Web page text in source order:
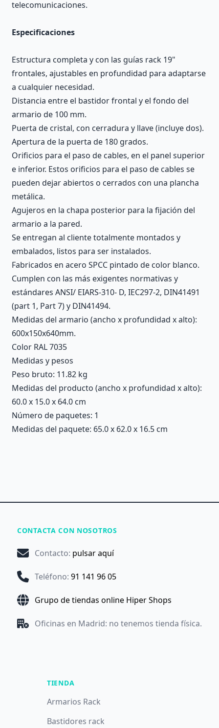
telecomunicaciones.
Especificaciones
Estructura completa y con las guías rack 19"
frontales, ajustables en profundidad para adaptarse
a cualquier necesidad.
Distancia entre el bastidor frontal y el fondo del
armario de 100 mm.
Puerta de cristal, con cerradura y llave (incluye dos).
Apertura de la puerta de 180 grados.
Orificios para el paso de cables, en el panel superior
e inferior. Estos orificios para el paso de cables se
pueden dejar abiertos o cerrados con una plancha
metálica.
Agujeros en la chapa posterior para la fijación del
armario a la pared.
Se entregan al cliente totalmente montados y
embalados, listos para ser instalados.
Fabricados en acero SPCC pintado de color blanco.
Cumplen con las más exigentes normativas y
estándares ANSI/ EIARS-310- D, IEC297-2, DIN41491
(part 1, Part 7) y DIN41494.
Medidas del armario (ancho x profundidad x alto):
600x150x640mm.
Color RAL 7035
Medidas y pesos
Peso bruto: 11.82 kg
Medidas del producto (ancho x profundidad x alto):
60.0 x 15.0 x 64.0 cm
Número de paquetes: 1
Medidas del paquete: 65.0 x 62.0 x 16.5 cm
CONTACTA CON NOSOTROS
Contacto: pulsar aquí
Teléfono: 91 141 96 05
Grupo de tiendas online Hiper Shops
Oficinas en Madrid: no tenemos tienda física.
TIENDA
Armarios Rack
Bastidores rack